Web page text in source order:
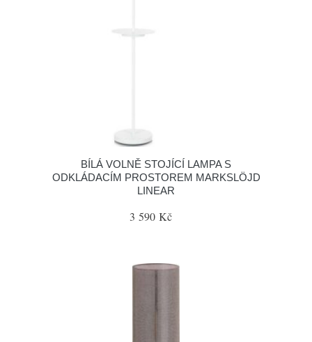
BÍLÁ VOLNĚ STOJÍCÍ LAMPA S
ODKLÁDACÍM PROSTOREM MARKSLÖJD
LINEAR
3 590 Kč